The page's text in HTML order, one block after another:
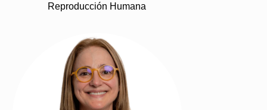
Reproducción Humana